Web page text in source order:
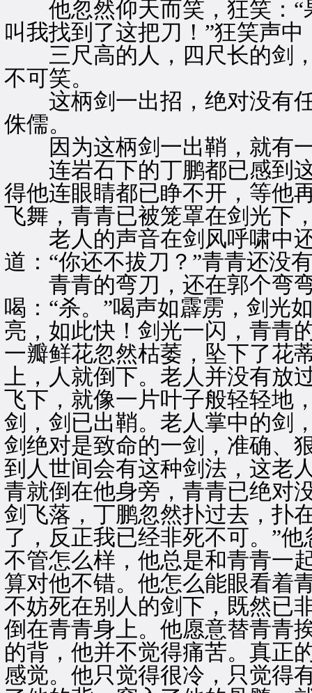
他忽然仰天而笑，狂笑：“
叫我找到了这把刀！”狂笑声
三尺高的人，四尺长的剑，
不可笑。
这柄剑一出招，绝对没有任
侏儒。
因为这柄剑一出鞘，就有一
连岩石下的丁鹏都已感到这
得他连眼睛都已睁不开，等他
飞舞，青青已被笼罩在剑光下
老人的声音在剑风呼啸中还
道：“你还不拔刀？”青青还没
青青的弯刀，还在郭个弯弯
喝：“杀。”喝声如霹雳，剑光
亮，如此快！剑光一闪，青青
一瓣鲜花忽然枯萎，坠下了花
上，人就倒下。老人并没有放
飞下，就像一片叶子般轻轻地
剑，剑已出鞘。老人掌中的剑
剑绝对是致命的一剑，准确、
到人世间会有这种剑法，这老
青就倒在他身旁，青青已绝对
剑飞落，丁鹏忽然扑过去，扑
了，反正我已经非死不可。”
不管怎么样，他总是和青青一
算对他不错。他怎么能眼看着
不妨死在别人的剑下，既然已
倒在青青身上。他愿意替青青
的背，他并不觉得痛苦。真正
感觉。他只觉得很冷，只觉得